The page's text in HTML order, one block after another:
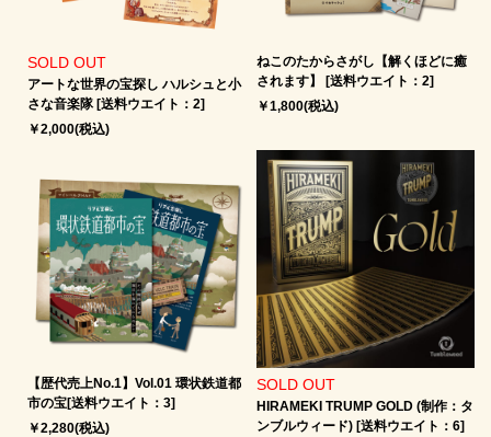
SOLD OUT
アートな世界の宝探し ハルシュと小
さな音楽隊 [送料ウエイト：2]
￥2,000(税込)
ねこのたからさがし【解くほどに癒
されます】 [送料ウエイト：2]
￥1,800(税込)
【歴代売上No.1】Vol.01 環状鉄道都
市の宝[送料ウエイト：3]
￥2,280(税込)
SOLD OUT
HIRAMEKI TRUMP GOLD (制作：タ
ンブルウィード) [送料ウエイト：6]